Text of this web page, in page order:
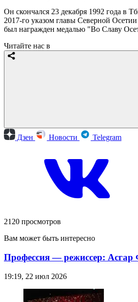
Он скончался 23 декабря 1992 года в
2017-го указом главы Северной
был награжден медалью "Во Славу
Читайте нас в
Дзен Новости Telegram
2120 просмотров
Вам может быть интересно
Профессия — режиссер: Асгар
19:19, 22 июл 2026